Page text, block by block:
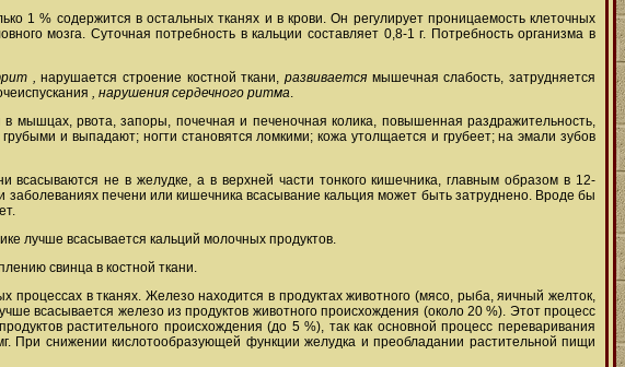
1 % содержится в остальных тканях и в крови. Он регулирует проницаемость клеточных
мозга. Суточная потребность в кальции составляет 0,8-1 г. Потребность организма в
, нарушается строение костной ткани,развивается мышечная слабость, затрудняется
, нарушения сердечного ритма.
мышцах, рвота, запоры, почечная и печеночная колика, повышенная раздражительность,
и выпадают; ногти становятся ломкими; кожа утолщается и грубеет; на эмали зубов
не в желудке, а в верхней части тонкого кишечника, главным образом в 12-
печени или кишечника всасывание кальция может быть затруднено. Вроде бы
лучше всасывается кальций молочных продуктов.
свинца в костной ткани.
процессах в тканях. Железо находится в продуктах животного (мясо, рыба, яичный желток,
всасывается железо из продуктов животного происхождения (около 20 %). Этот процесс
растительного происхождения (до 5 %), так как основной процесс переваривания
При снижении кислотообразующей функции желудка и преобладании растительной пищи